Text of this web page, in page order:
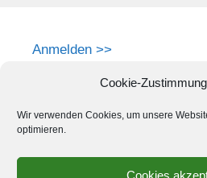
Cookie-
Wir verwenden Cookies, um unsere
optimieren.
Cookies
Anmelden >>